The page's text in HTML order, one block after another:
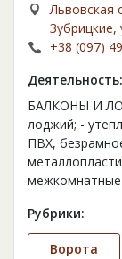
Львовская
+38 (097)
Деятельность:
БАЛКОНЫ И
лоджий; -
ПВХ,
Рубрики:
Ворота